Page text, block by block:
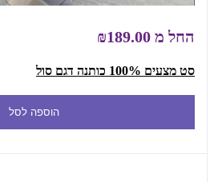
החל מ ₪189.00
סט מצעים 100% כותנה דגם סול
הוספה לסל